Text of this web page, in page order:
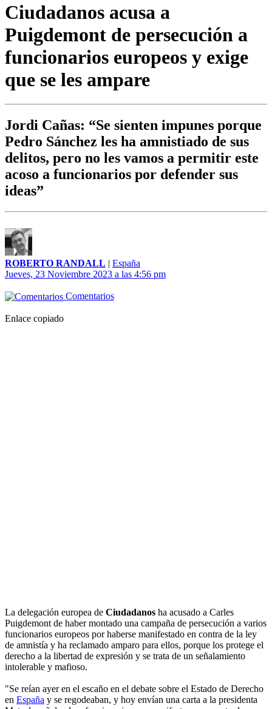
Ciudadanos acusa a
Puigdemont de persecución a
funcionarios europeos y exige
que se les ampare
Jordi Cañas: “Se sienten impunes porque
Pedro Sánchez les ha amnistiado de sus
delitos, pero no les vamos a permitir este
acoso a funcionarios por defender sus
ideas”
ROBERTO RANDALL | España
Jueves, 23 Noviembre 2023 a las 4:56 pm
Comentarios
Enlace copiado
La delegación europea de Ciudadanos ha acusado a Carles
Puigdemont de haber montado una campaña de persecución a varios
funcionarios europeos por haberse manifestado en contra de la ley
de amnistía y ha reclamado amparo para ellos, porque los protege el
derecho a la libertad de expresión y se trata de un señalamiento
intolerable y mafioso.
"Se reían ayer en el escaño en el debate sobre el Estado de Derecho
en España y se regodeaban, y hoy envían una carta a la presidenta